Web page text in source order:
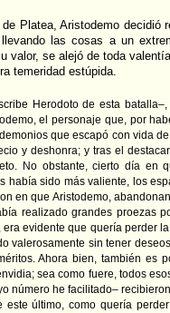
de Platea, Aristodemo decidió
las cosas a un
valor, se alejó de toda
temeridad estúpida.
Herodoto de esta
el personaje que, por
que escapó con vida
y deshonra; y tras el
No obstante, cierto día en
había sido más valiente, los
en que Aristodemo,
realizado grandes proezas
era evidente que quería perder
valerosamente sin tener
Ahora bien, también es
sea como fuere, todos
número he facilitado–
este último, como quería